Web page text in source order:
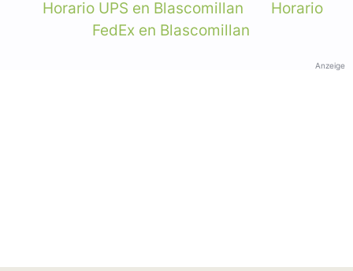
Horario UPS en Blascomillan
Horario
FedEx en Blascomillan
Anzeige